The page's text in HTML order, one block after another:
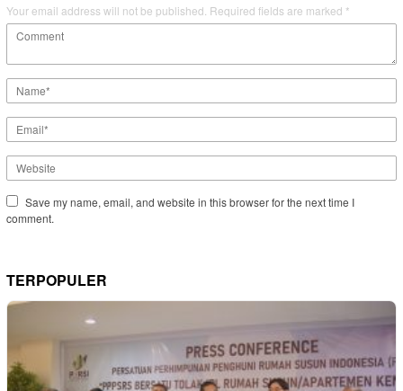
Your email address will not be published. Required fields are marked *
Save my name, email, and website in this browser for the next time I
comment.
TERPOPULER